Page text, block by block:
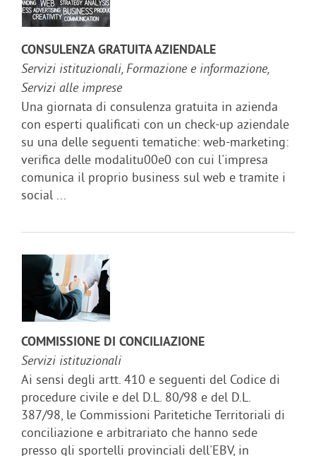
CONSULENZA GRATUITA AZIENDALE
Servizi istituzionali, Formazione e informazione,
Servizi alle imprese
Una giornata di consulenza gratuita in azienda
con esperti qualificati con un check-up aziendale
su una delle seguenti tematiche: web-marketing:
verifica delle modalitu00e0 con cui l'impresa
comunica il proprio business sul web e tramite i
social ...
COMMISSIONE DI CONCILIAZIONE
Servizi istituzionali
Ai sensi degli artt. 410 e seguenti del Codice di
procedure civile e del D.L. 80/98 e del D.L.
387/98, le Commissioni Paritetiche Territoriali di
conciliazione e arbitrariato che hanno sede
presso gli sportelli provinciali dell'EBV, in